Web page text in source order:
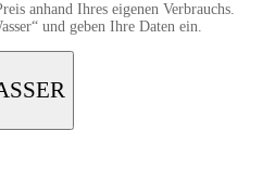
anhand Ihres eigenen Verbrauchs.
und geben Ihre Daten ein.